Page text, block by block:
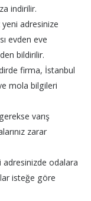
indirilir.
yeni adresinize
evden eve
bildirilir.
firma, İstanbul
mola bilgileri
varış
zarar
adresinizde odalara
isteğe göre